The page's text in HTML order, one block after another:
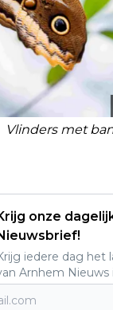
Vlinders met
onze
iedere dag het
Arnhem Nieuws